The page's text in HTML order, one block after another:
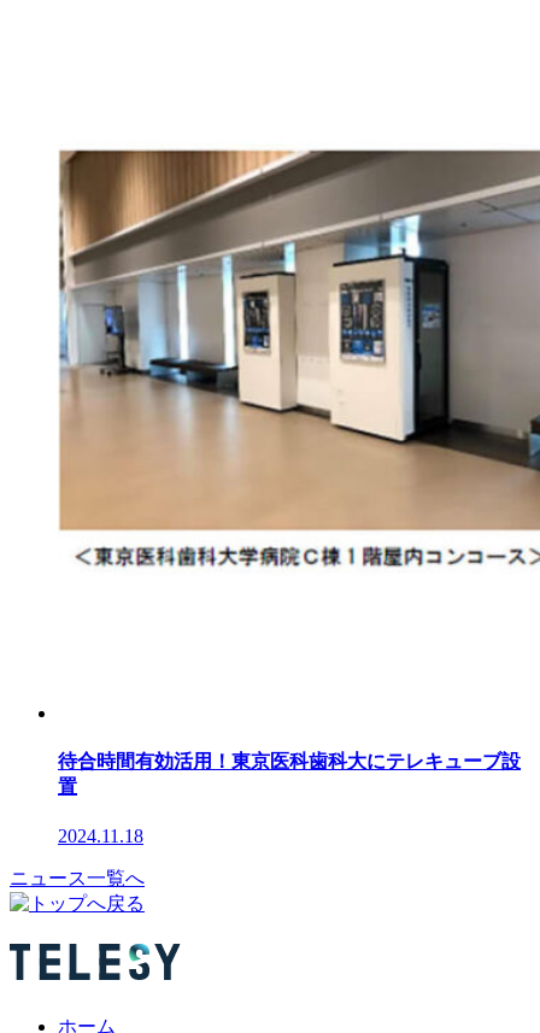
待合時間有効活用！東京医科歯科大にテレキューブ設
置
2024.11.18
ニュース一覧へ
ホーム